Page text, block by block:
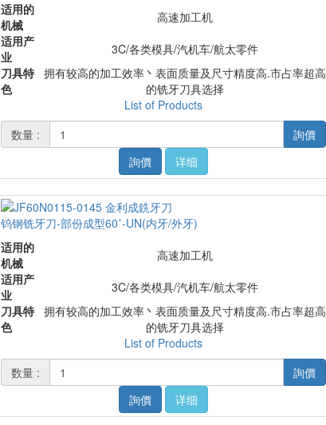
适用的
机械
高速加工机
适用产
业
3C/各类模具/汽机车/航太零件
刀具特
色
拥有较高的加工效率丶表面质量及尺寸精度高.市占率超高
的铣牙刀具选择
List of Products
数量 :
詢價
詢價
详细
钨钢铣牙刀-部份成型60˚-UN(内牙/外牙)
适用的
机械
高速加工机
适用产
业
3C/各类模具/汽机车/航太零件
刀具特
色
拥有较高的加工效率丶表面质量及尺寸精度高.市占率超高
的铣牙刀具选择
List of Products
数量 :
詢價
詢價
详细